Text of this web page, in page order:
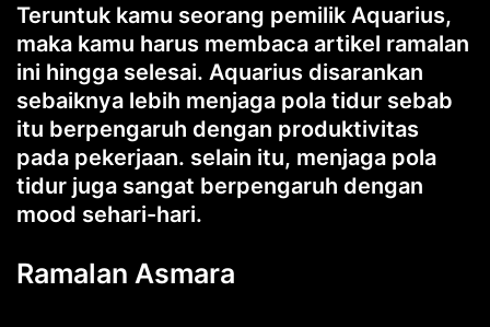
Teruntuk kamu seorang pemilik Aquarius,
maka kamu harus membaca artikel ramalan
ini hingga selesai. Aquarius disarankan
sebaiknya lebih menjaga pola tidur sebab
itu berpengaruh dengan produktivitas
pada pekerjaan. selain itu, menjaga pola
tidur juga sangat berpengaruh dengan
mood sehari-hari.
Ramalan Asmara